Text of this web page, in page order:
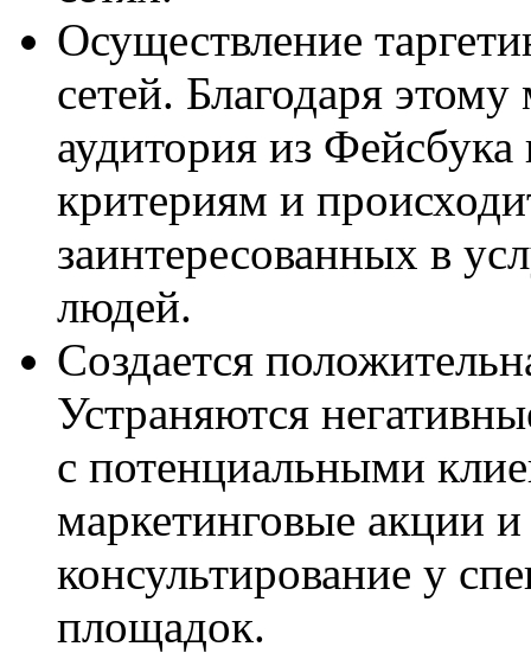
Осуществление
сетей. Благодаря
аудитория из
критериям и
заинтересованных в
людей.
Создается
Устраняются
с потенциальными
маркетинговые акции
консультирование у
площадок.